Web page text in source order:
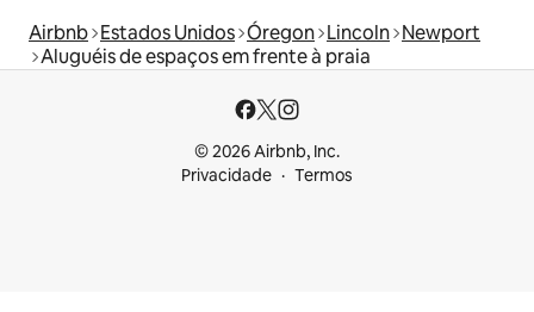
Airbnb Estados Unidos Óregon Lincoln Newport
Aluguéis de espaços em frente à praia
© 2026 Airbnb, Inc.
Privacidade
Termos